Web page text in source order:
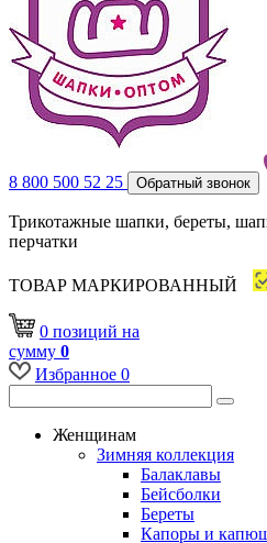
8 800 500 52 25 Обратный звонок
Трикотажные шапки, береты,
перчатки
ТОВАР МАРКИРОВАННЫЙ
0 позиций на
сумму 0
Избранное 0
Женщинам
Зимняя коллекция
Балаклавы
Бейсболки
Береты
Капоры и